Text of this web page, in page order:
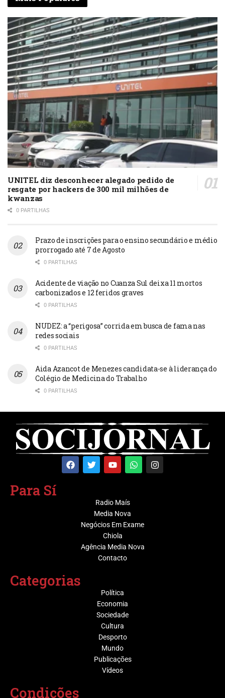
UNITEL diz desconhecer alegado pedido de
resgate por hackers de 300 mil milhões de
kwanzas
0 PARTILHAS
Prazo de inscrições para o ensino secundário e médio
prorrogado até 7 de Agosto
0 PARTILHAS
Acidente de viação no Cuanza Sul deixa 11 mortos
carbonizados e 12 feridos graves
0 PARTILHAS
NUDEZ: a “perigosa” corrida em busca de fama nas
redes sociais
0 PARTILHAS
Aida Azancot de Menezes candidata-se à liderança do
Colégio de Medicina do Trabalho
0 PARTILHAS
Para Sí
Radio Maís
Media Nova
Negócios Em Exame
Chiola
Agência Media Nova
Contacto
Categorias
Política
Economia
Sociedade
Cultura
Desporto
Mundo
Publicações
Vídeos
Condições